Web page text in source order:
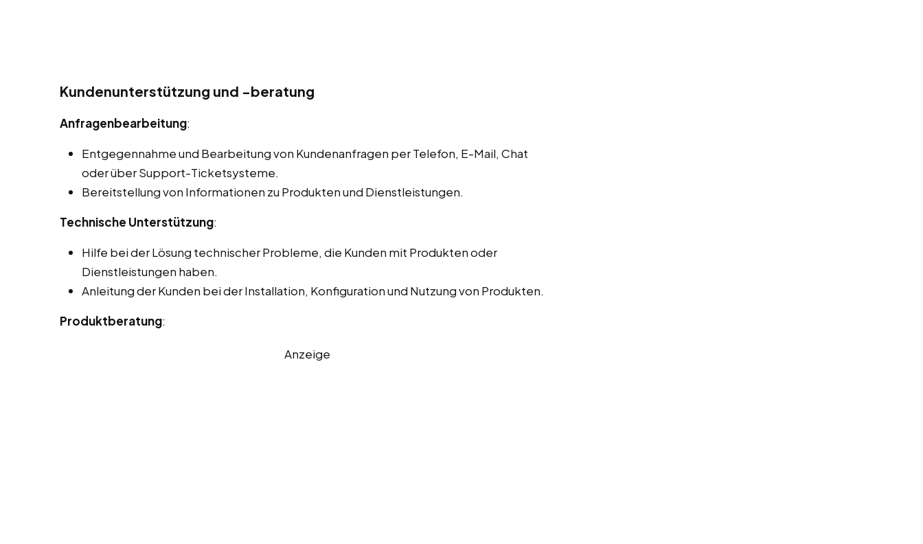
Kundenunterstützung und -beratung
Anfragenbearbeitung:
Entgegennahme und Bearbeitung von Kundenanfragen per Telefon, E-Mail, Chat
oder über Support-Ticketsysteme.
Bereitstellung von Informationen zu Produkten und Dienstleistungen.
Technische Unterstützung:
Hilfe bei der Lösung technischer Probleme, die Kunden mit Produkten oder
Dienstleistungen haben.
Anleitung der Kunden bei der Installation, Konfiguration und Nutzung von Produkten.
Produktberatung:
Anzeige